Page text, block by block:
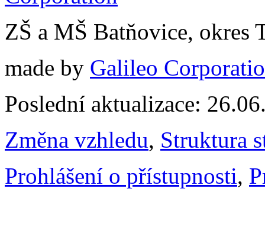
ZŠ a MŠ Batňovice, okres
made by Galileo
Poslední aktualizace:
Změna vzhledu, Struktura
Prohlášení o přístupnosti,